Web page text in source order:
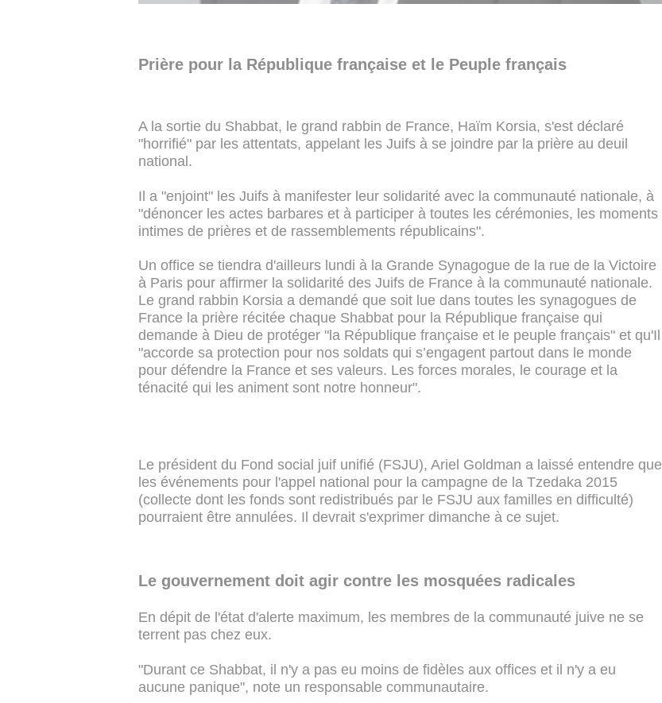
Prière pour la République française et le Peuple français
A la sortie du Shabbat, le grand rabbin de France, Haïm Korsia, s'est déclaré
"horrifié" par les attentats, appelant les Juifs à se joindre par la prière au deuil
national.
Il a "enjoint" les Juifs à manifester leur solidarité avec la communauté nationale, à
"dénoncer les actes barbares et à participer à toutes les cérémonies, les moments
intimes de prières et de rassemblements républicains".
Un office se tiendra d'ailleurs lundi à la Grande Synagogue de la rue de la Victoire
à Paris pour affirmer la solidarité des Juifs de France à la communauté nationale.
Le grand rabbin Korsia a demandé que soit lue dans toutes les synagogues de
France la prière récitée chaque Shabbat pour la République française qui
demande à Dieu de protéger "la République française et le peuple français" et qu'Il
"accorde sa protection pour nos soldats qui s’engagent partout dans le monde
pour défendre la France et ses valeurs. Les forces morales, le courage et la
ténacité qui les animent sont notre honneur".
Le président du Fond social juif unifié (FSJU), Ariel Goldman a laissé entendre que
les événements pour l'appel national pour la campagne de la Tzedaka 2015
(collecte dont les fonds sont redistribués par le FSJU aux familles en difficulté)
pourraient être annulées. Il devrait s'exprimer dimanche à ce sujet.
Le gouvernement doit agir contre les mosquées radicales
En dépit de l'état d'alerte maximum, les membres de la communauté juive ne se
terrent pas chez eux.
"Durant ce Shabbat, il n'y a pas eu moins de fidèles aux offices et il n'y a eu
aucune panique", note un responsable communautaire.